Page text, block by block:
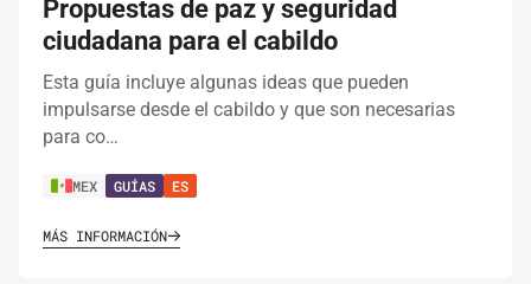
Propuestas de paz y seguridad
ciudadana para el cabildo
Esta guía incluye algunas ideas que pueden
impulsarse desde el cabildo y que son necesarias
para co…
MEX GUÍAS ES
MÁS INFORMACIÓN